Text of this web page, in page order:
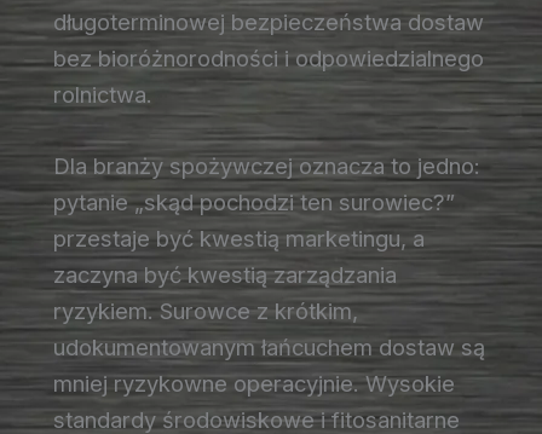
długoterminowej bezpieczeństwa dostaw
bez bioróżnorodności i odpowiedzialnego
rolnictwa.
Dla branży spożywczej oznacza to jedno:
pytanie „skąd pochodzi ten surowiec?”
przestaje być kwestią marketingu, a
zaczyna być kwestią zarządzania
ryzykiem. Surowce z krótkim,
udokumentowanym łańcuchem dostaw są
mniej ryzykowne operacyjnie. Wysokie
standardy środowiskowe i fitosanitarne